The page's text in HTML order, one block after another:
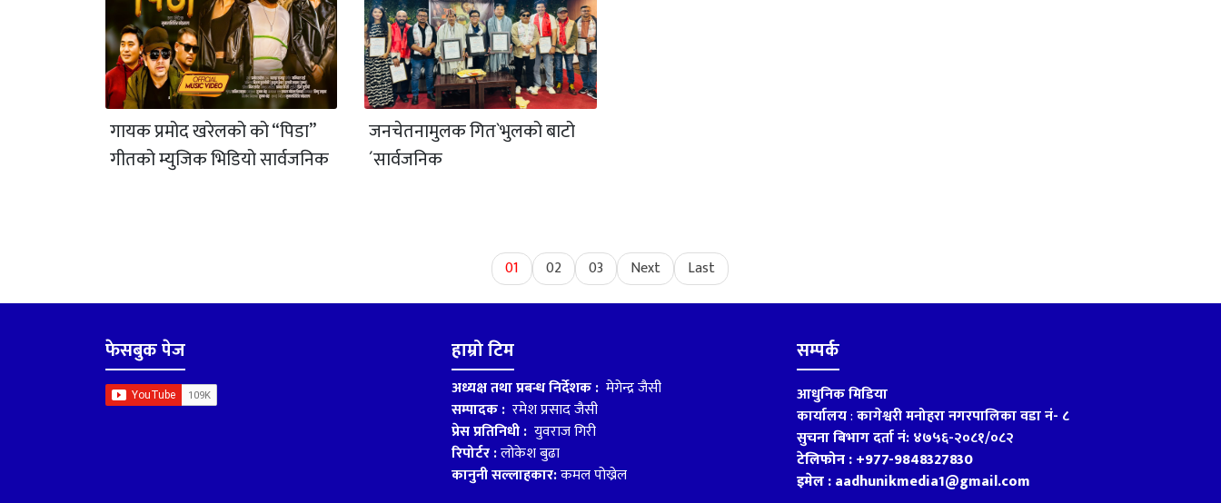
गायक प्रमोद खरेलको को “पिडा”
गीतको म्युजिक भिडियो सार्वजनिक
जनचेतनामुलक गित`भुलको बाटो
´सार्वजनिक
01 02 03 Next Last
फेसबुक पेज हाम्रो टिम
अध्यक्ष तथा प्रबन्ध निर्देशक : मेगेन्द्र जैसी
सम्पादक : रमेश प्रसाद जैसी
प्रेस प्रतिनिधी : युवराज गिरी
रिपोर्टर :लोकेश बुढा
कानुनी सल्लाहकार:कमल पोख्रेल
सम्पर्क
आधुनिक मिडिया
कार्यालय:कागेश्वरी मनोहरा नगरपालिका वडा नं- ८
सुचना बिभाग दर्ता नं: ४७५६-२०८१/०८२
टेलिफोन : +977-9848327830
इमेल : aadhunikmedia1@gmail.com